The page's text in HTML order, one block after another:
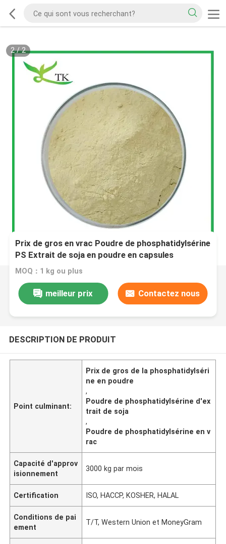
2/2
Prix de gros en vrac Poudre de phosphatidylsérine
PS Extrait de soja en poudre en capsules
MOQ：1 kg ou plus
meilleur prix Contactez nous
DESCRIPTION DE PRODUIT
Point culminant:
Prix de gros de la phosphatidylséri
ne en poudre
,
Poudre de phosphatidylsérine d'ex
trait de soja
,
Poudre de phosphatidylsérine en v
rac
Capacité d'approv
isionnement
3000 kg par mois
Certification ISO, HACCP, KOSHER, HALAL
Conditions de pai
ement
T/T, Western Union et MoneyGram